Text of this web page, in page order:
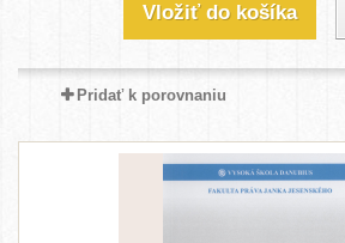
Vložiť do košíka
Pridať k porovnaniu